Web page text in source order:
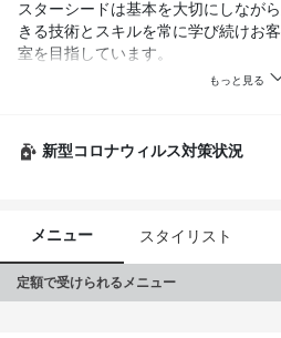
スターシードは基本を大切にしなが
きる技術とスキルを常に学び続けお
室を目指しています。
ができます。
皆様のご来店を心よりおまちしており
新型コロナウィルス対策状況
メニュー スタイリスト
定額で受けられるメニュー